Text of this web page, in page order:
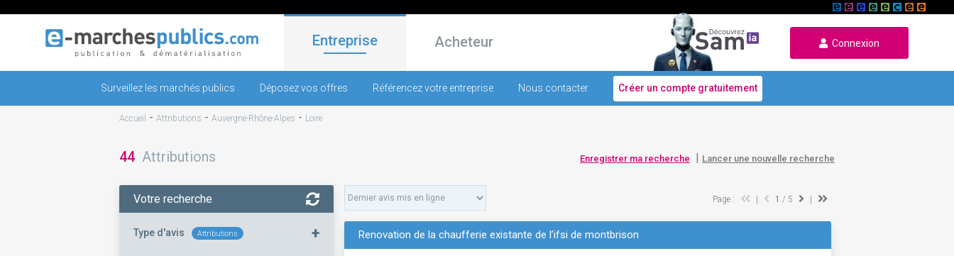
Entreprise Acheteur Connexion
Surveillez les marchés publics Déposez vos offres Référencez votre entreprise Nous contacter Créer un compte gratuitement
Accueil - Attributions - Auvergne-Rhône-Alpes - Loire
44 Attributions Enregistrer ma recherche | Lancer une nouvelle recherche
Votre recherche
Type d'avis Attributions +
Page : 1 / 5
Renovation de la chaufferie existante de l’ifsi de montbrison